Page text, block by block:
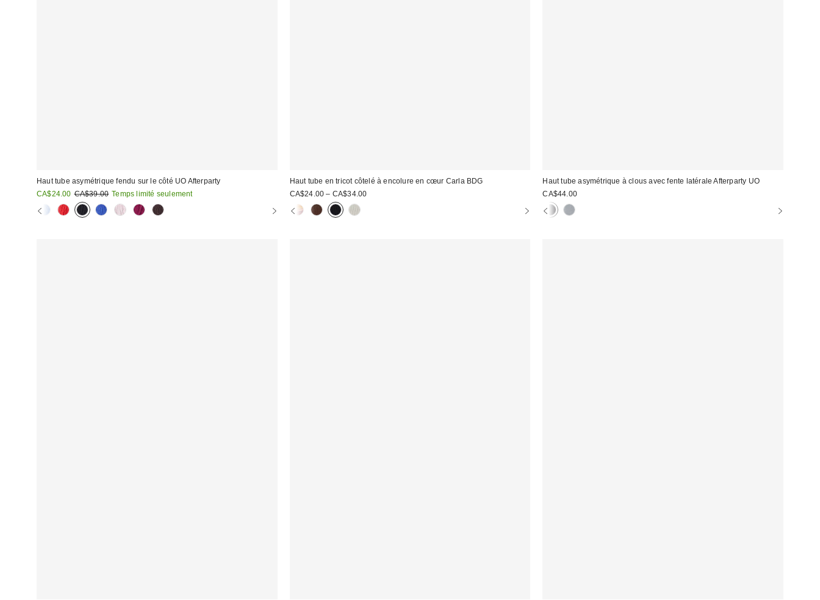
Haut tube asymétrique fendu sur le côté UO Afterparty
Prix
:
CA$24.00 Prix
courant
:
CA$39.00 Temps limité seulement
Haut tube en tricot côtelé à encolure en cœur Carla BDG
CA$24.00 – CA$34.00
Haut tube asymétrique à clous avec fente latérale Afterparty UO
CA$44.00